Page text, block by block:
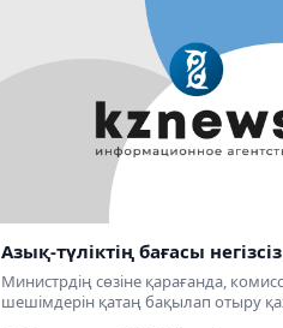
Азық-түліктің бағасы
Министрдің сөзіне қарағанда,
шешімдерін қатаң бақылап отыру